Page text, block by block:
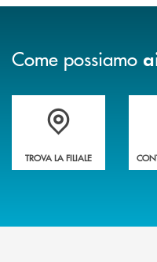
Come possiamo
Trova la filiale più vicina a Te
TROVA LA FILIALE